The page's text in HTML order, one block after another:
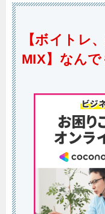
【ボイトレ
MIX】なん